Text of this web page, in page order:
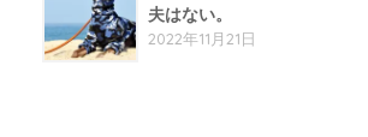
夫はない。
2022年11月21日